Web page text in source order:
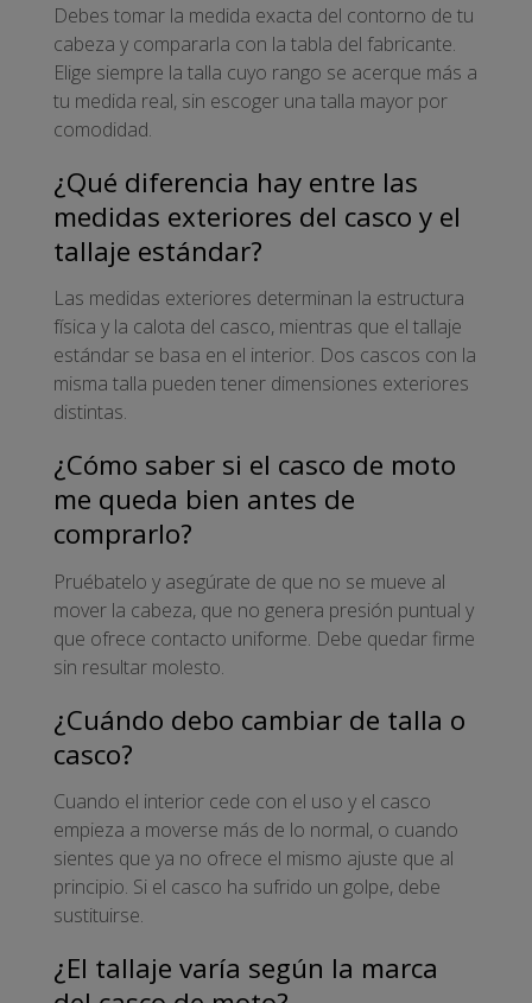
Debes tomar la medida exacta del contorno de tu
cabeza y compararla con la tabla del fabricante.
Elige siempre la talla cuyo rango se acerque más a
tu medida real, sin escoger una talla mayor por
comodidad.
¿Qué diferencia hay entre las
medidas exteriores del casco y el
tallaje estándar?
Las medidas exteriores determinan la estructura
física y la calota del casco, mientras que el tallaje
estándar se basa en el interior. Dos cascos con la
misma talla pueden tener dimensiones exteriores
distintas.
¿Cómo saber si el casco de moto
me queda bien antes de
comprarlo?
Pruébatelo y asegúrate de que no se mueve al
mover la cabeza, que no genera presión puntual y
que ofrece contacto uniforme. Debe quedar firme
sin resultar molesto.
¿Cuándo debo cambiar de talla o
casco?
Cuando el interior cede con el uso y el casco
empieza a moverse más de lo normal, o cuando
sientes que ya no ofrece el mismo ajuste que al
principio. Si el casco ha sufrido un golpe, debe
sustituirse.
¿El tallaje varía según la marca